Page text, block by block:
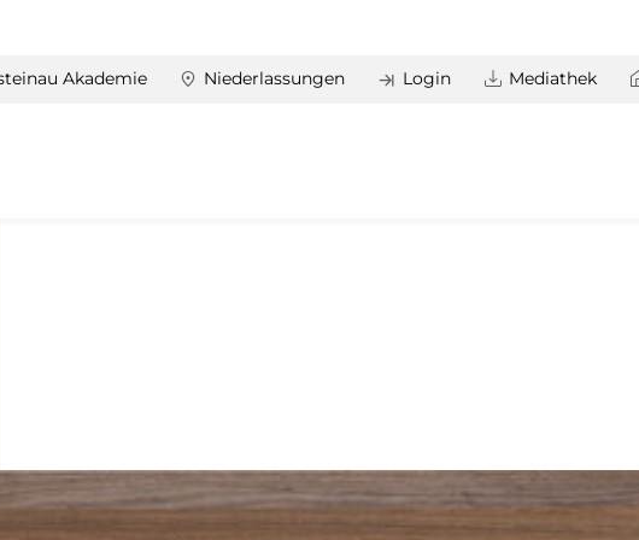
Akademie Niederlassungen Login Mediathek